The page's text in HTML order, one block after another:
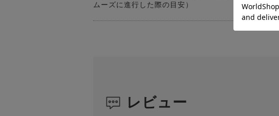
ムーズに進行した際の目安）
レビュー